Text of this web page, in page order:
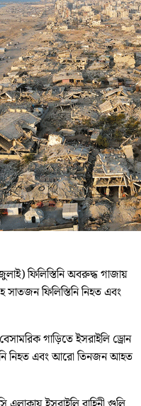
ফিলিস্তিনি অবরুদ্ধ গাজায়
ফিলিস্তিনি নিহত এবং
গাড়িতে ইসরাইলি ড্রোন
নিহত এবং আরো তিনজন আহত